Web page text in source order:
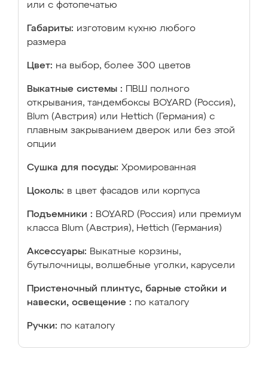
или с фотопечатью
Габариты: изготовим кухню любого
размера
Цвет: на выбор, более 300 цветов
Выкатные системы :
ПВШ полного
открывания, тандембоксы BOYARD (Россия),
Blum (Австрия) или Hettich (Германия) с
плавным закрыванием дверок или без этой
опции
Сушка для посуды: Хромированная
Цоколь: в цвет фасадов или корпуса
Подъемники : BOYARD (Россия) или премиум
класса Blum (Австрия), Hettich (Германия)
Аксессуары: Выкатные корзины,
бутылочницы, волшебные уголки, карусели
Пристеночный плинтус, барные стойки и
навески, освещение : по каталогу
Ручки: по каталогу